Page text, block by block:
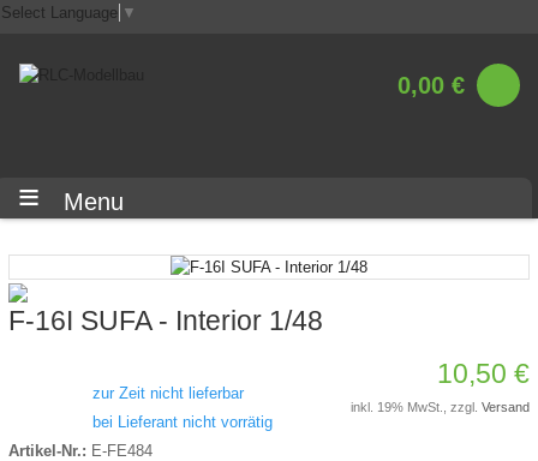
Select Language ▼
0,00 €
Menu
F-16I SUFA - Interior 1/48
zur Zeit nicht lieferbar
bei Lieferant nicht vorrätig
Artikel-Nr.: E-FE484
10,50 €
inkl. 19% MwSt., zzgl.Versand